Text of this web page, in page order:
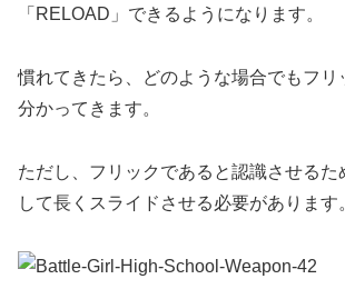
「RELOAD」できるようになります。
慣れてきたら、どのような場合でもフリ
分かってきます。
ただし、フリックであると認識させるた
して長くスライドさせる必要があります